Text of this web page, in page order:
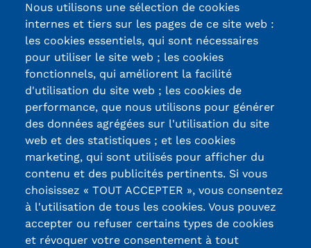
Contactez-nous
13, Rue Ernest
Thierry-Mieg
90010 BELFORT
Cedex
Certifications /
Labels qualité
Nous utilisons une sélection de cookies
internes et tiers sur les pages de ce site web :
les cookies essentiels, qui sont nécessaires
pour utiliser le site web ; les cookies
fonctionnels, qui améliorent la facilité
d'utilisation du site web ; les cookies de
performance, que nous utilisons pour générer
des données agrégées sur l'utilisation du site
web et des statistiques ; et les cookies
marketing, qui sont utilisés pour afficher du
contenu et des publicités pertinents. Si vous
choisissez « TOUT ACCEPTER », vous consentez
à l'utilisation de tous les cookies. Vous pouvez
accepter ou refuser certains types de cookies
et révoquer votre consentement à tout